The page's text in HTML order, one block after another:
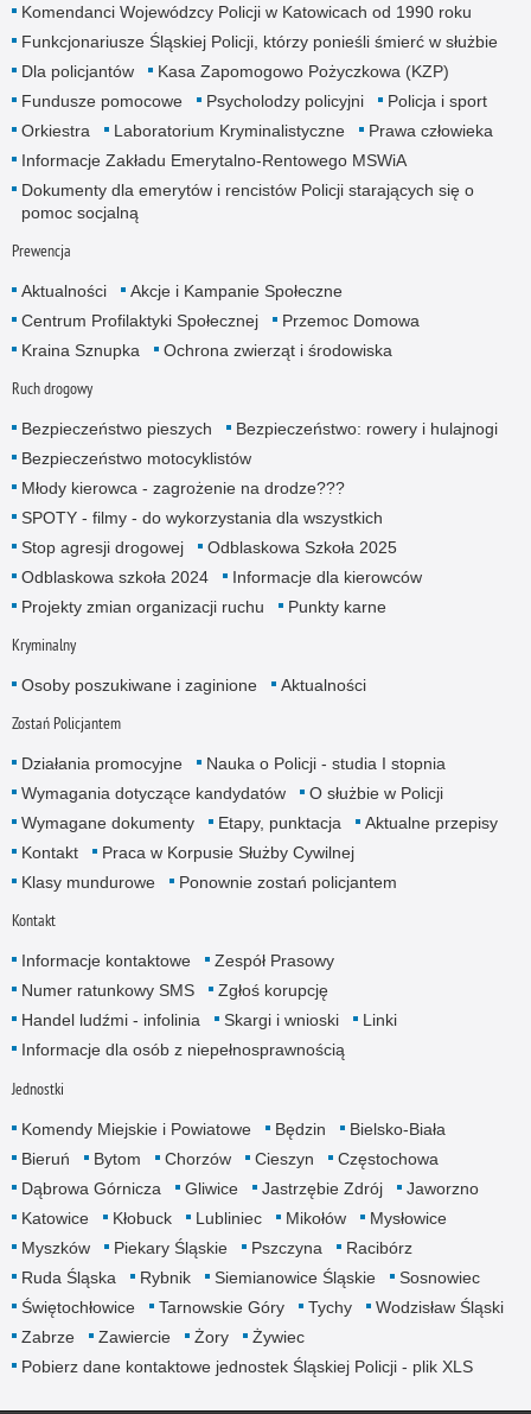
Komendanci Wojewódzcy Policji w Katowicach od 1990 roku
Funkcjonariusze Śląskiej Policji, którzy ponieśli śmierć w służbie
Dla policjantów
Kasa Zapomogowo Pożyczkowa (KZP)
Fundusze pomocowe
Psycholodzy policyjni
Policja i sport
Orkiestra
Laboratorium Kryminalistyczne
Prawa człowieka
Informacje Zakładu Emerytalno-Rentowego MSWiA
Dokumenty dla emerytów i rencistów Policji starających się o
pomoc socjalną
Prewencja
Aktualności
Akcje i Kampanie Społeczne
Centrum Profilaktyki Społecznej
Przemoc Domowa
Kraina Sznupka
Ochrona zwierząt i środowiska
Ruch drogowy
Bezpieczeństwo pieszych
Bezpieczeństwo: rowery i hulajnogi
Bezpieczeństwo motocyklistów
Młody kierowca - zagrożenie na drodze???
SPOTY - filmy - do wykorzystania dla wszystkich
Stop agresji drogowej
Odblaskowa Szkoła 2025
Odblaskowa szkoła 2024
Informacje dla kierowców
Projekty zmian organizacji ruchu
Punkty karne
Kryminalny
Osoby poszukiwane i zaginione Aktualności
Zostań Policjantem
Działania promocyjne
Nauka o Policji - studia I stopnia
Wymagania dotyczące kandydatów
O służbie w Policji
Wymagane dokumenty
Etapy, punktacja
Aktualne przepisy
Kontakt
Praca w Korpusie Służby Cywilnej
Klasy mundurowe
Ponownie zostań policjantem
Kontakt
Informacje kontaktowe
Zespół Prasowy
Numer ratunkowy SMS
Zgłoś korupcję
Handel ludźmi - infolinia
Skargi i wnioski
Linki
Informacje dla osób z niepełnosprawnością
Jednostki
Komendy Miejskie i Powiatowe Będzin
Bielsko-Biała
Bieruń
Bytom Chorzów Cieszyn
Częstochowa
Dąbrowa Górnicza
Gliwice Jastrzębie Zdrój
Jaworzno
Katowice
Kłobuck Lubliniec Mikołów
Mysłowice
Myszków
Piekary Śląskie Pszczyna
Racibórz
Ruda Śląska
Rybnik Siemianowice Śląskie
Sosnowiec
Świętochłowice
Tarnowskie Góry Tychy
Wodzisław Śląski
Zabrze
Zawiercie Żory
Żywiec
Pobierz dane kontaktowe jednostek Śląskiej Policji - plik XLS